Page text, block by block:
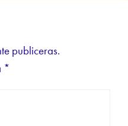
publiceras.
*